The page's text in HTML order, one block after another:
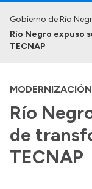
Institucional
Autoridades
Consejos
Transparencia
Gobierno de Río
Río Negro expuso
TECNAP
Río
de
TECNAP